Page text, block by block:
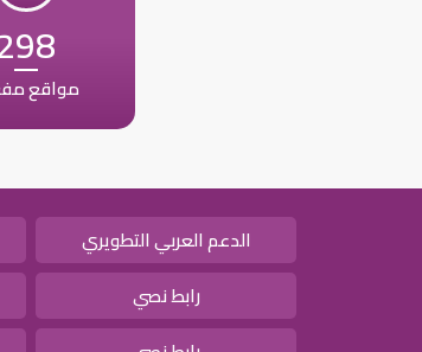
مواقع
الدعم العربي التطويري
رابط نصي